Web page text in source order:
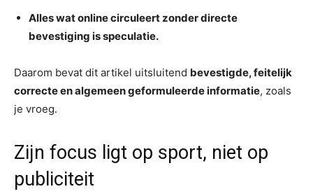
Alles wat online circuleert zonder directe
bevestiging is speculatie.
Daarom bevat dit artikel uitsluitend bevestigde, feitelijk
correcte en algemeen geformuleerde informatie, zoals
je vroeg.
Zijn focus ligt op sport, niet op
publiciteit